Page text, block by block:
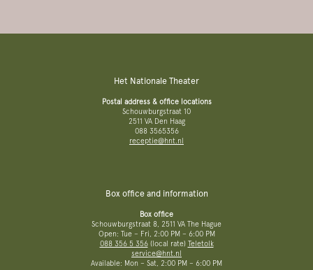
Het Nationale Theater
Postal address & office locations
Schouwburgstraat 10
2511 VA Den Haag
088 3565356
receptie@hnt.nl
Box office and information
Box office
Schouwburgstraat 8, 2511 VA The Hague
Open: Tue – Fri, 2:00 PM – 6:00 PM
088 356 5 356(local rate) Teletolk
service@hnt.nl
Available: Mon – Sat, 2:00 PM – 6:00 PM